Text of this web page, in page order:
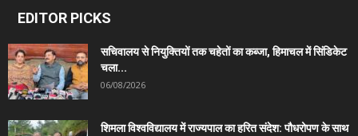
EDITOR PICKS
सचिवालय से नियुक्तियों तक चहेतों का कब्जा, हिमाचल में सिंडिकेट
चला...
06/08/2026
शिमला विश्वविद्यालय में राज्यपाल का हरित संदेश: पौधरोपण के साथ